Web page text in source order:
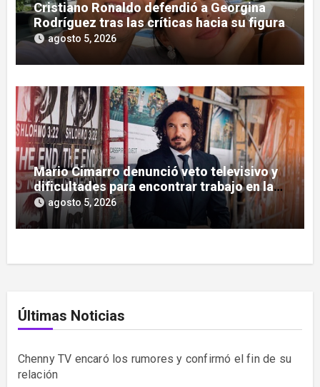
Cristiano Ronaldo defendió a Georgina
Rodríguez tras las críticas hacia su figura
agosto 5, 2026
Mario Cimarro denunció veto televisivo y
dificultades para encontrar trabajo en la
actuación
agosto 5, 2026
Últimas Noticias
Chenny TV encaró los rumores y confirmó el fin de su
relación